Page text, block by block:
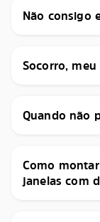
Não consigo
Socorro,
Quando não
Como
janelas com